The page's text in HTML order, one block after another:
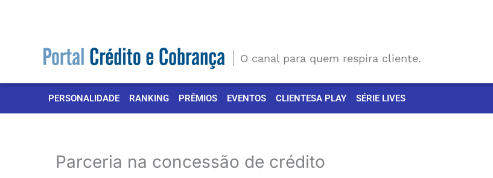
O canal para quem respira cliente.
PERSONALIDADE RANKING PRÊMIOS EVENTOS CLIENTESA PLAY SÉRIE LIVES
Parceria na concessão de crédito